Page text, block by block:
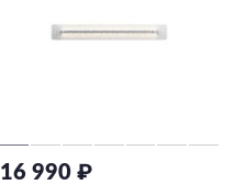
16 990 ₽